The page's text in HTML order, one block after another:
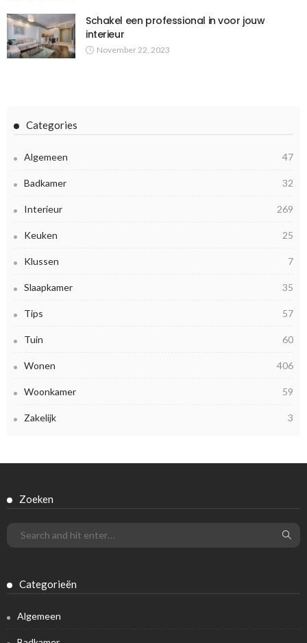
Schakel een professional in voor jouw
interieur
November 22, 2023
Categories
Algemeen 47
Badkamer 32
Interieur 269
Keuken 25
Klussen 7
Slaapkamer 35
Tips 57
Tuin 60
Wonen 406
Woonkamer 59
Zakelijk 3
Zoeken
Categorieën
Algemeen